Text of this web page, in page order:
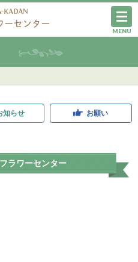
MENU
知らせ お願い
ラワーセンター